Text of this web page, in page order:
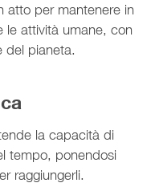
atto per mantenere in
le attività umane, con
del pianeta.
la capacità di
tempo, ponendosi
raggiungerli.